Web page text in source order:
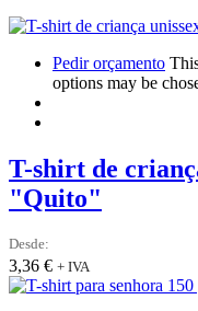
Pedir orçamento
options may be
T-shirt de
"Quito"
Desde:
3,36 € + IVA